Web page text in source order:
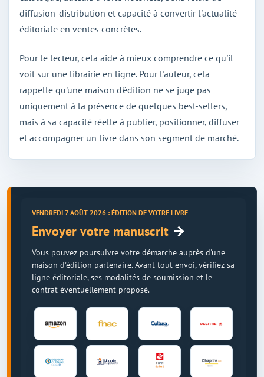
diffusion-distribution et capacité à convertir l'actualité
éditoriale en ventes concrètes.
Pour le lecteur, cela aide à mieux comprendre ce qu'il
voit sur une librairie en ligne. Pour l'auteur, cela
rappelle qu'une maison d'édition ne se juge pas
uniquement à la présence de quelques best-sellers,
mais à sa capacité réelle à publier, positionner, diffuser
et accompagner un livre dans son segment de marché.
VENDREDI 7 AOÛT 2026 : ÉDITION DE VOTRE LIVRE
Envoyer votre manuscrit →
Vous pouvez poursuivre votre démarche auprès d'une
maison d'édition partenaire. Avant tout envoi, vérifiez sa
ligne éditoriale, ses modalités de soumission et le
contrat éventuellement proposé.